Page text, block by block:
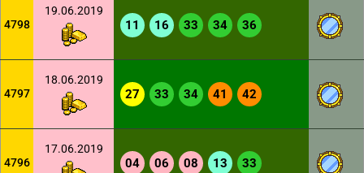
4798
19.06.2019
11 16 33 34 36
4797
18.06.2019
27 33 34 41 42
4796
17.06.2019
04 06 08 13 33